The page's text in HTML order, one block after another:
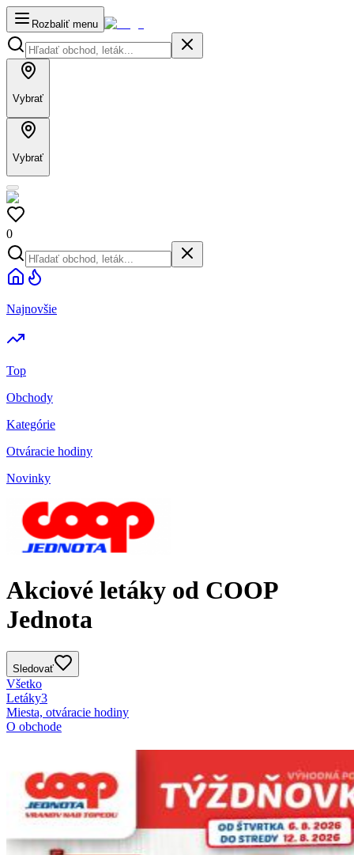
Rozbaliť menu
Vybrať
Vybrať
0
Najnovšie
Top
Obchody
Kategórie
Otváracie hodiny
Novinky
Akciové letáky od COOP
Jednota
Sledovať
Všetko
Letáky3
Miesta, otváracie hodiny
O obchode